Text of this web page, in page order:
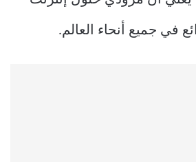
في جميع أنحاء العالم.